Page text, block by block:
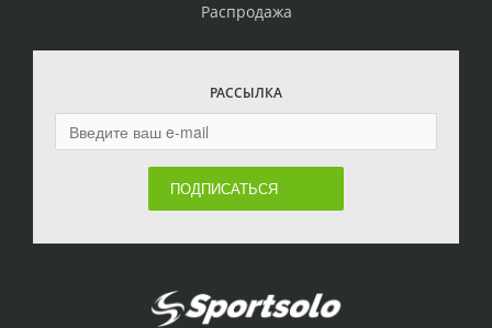
Распродажа
РАССЫЛКА
ПОДПИСАТЬСЯ